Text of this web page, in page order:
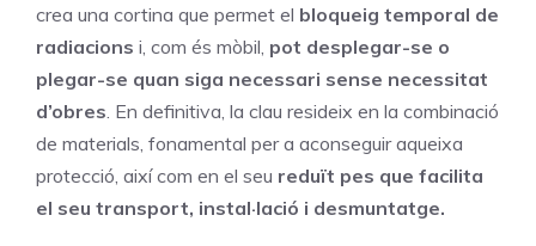
crea una cortina que permet el bloqueig temporal de
radiacions i, com és mòbil, pot desplegar-se o
plegar-se quan siga necessari sense necessitat
d’obres . En definitiva, la clau resideix en la combinació
de materials, fonamental per a aconseguir aqueixa
protecció, així com en el seu reduït pes que facilita
el seu transport, instal·lació i desmuntatge.